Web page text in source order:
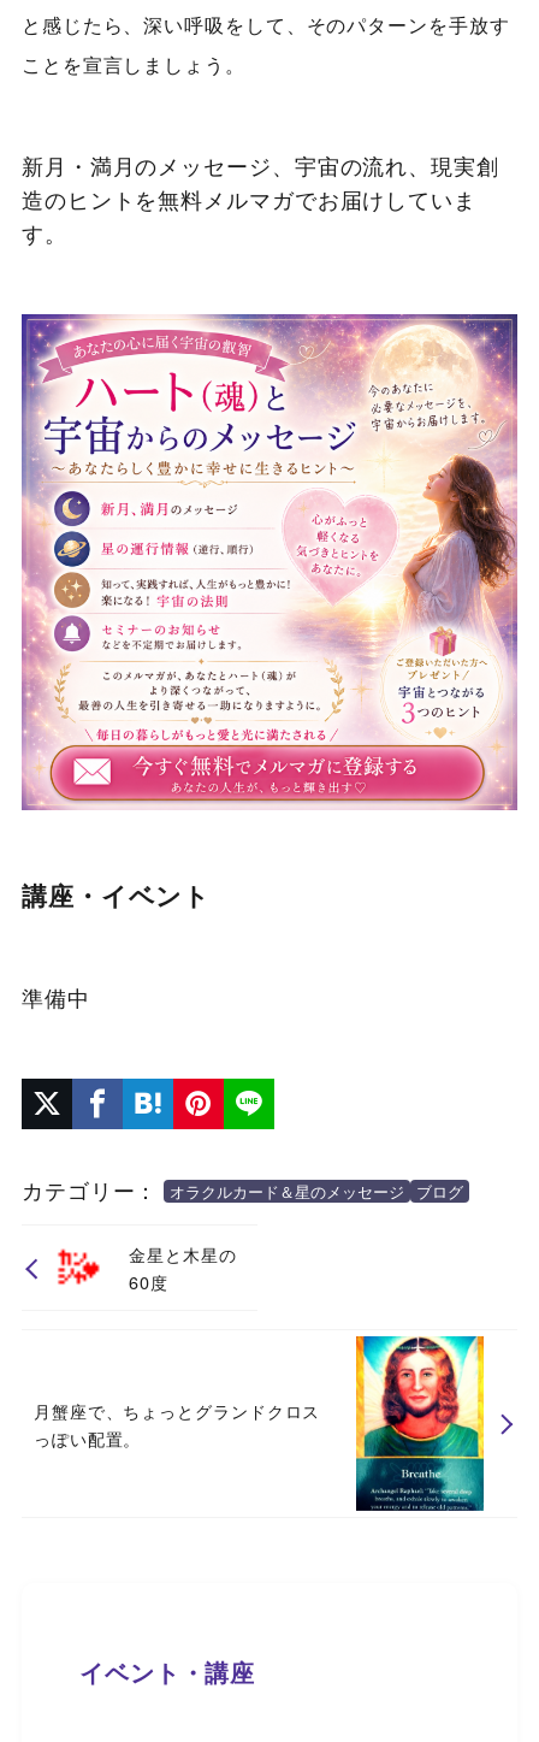
と感じたら、深い呼吸をして、そのパターンを手放す
ことを宣言しましょう。
新月・満月のメッセージ、宇宙の流れ、現実創
造のヒントを無料メルマガでお届けしていま
す。
講座・イベント
準備中
カテゴリー： オラクルカード＆星のメッセージ ブログ
金星と木星の
60度
月蟹座で、ちょっとグランドクロス
っぽい配置。
イベント・講座